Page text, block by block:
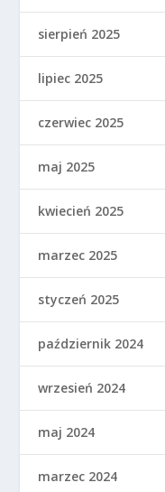
sierpień 2025
lipiec 2025
czerwiec 2025
maj 2025
kwiecień 2025
marzec 2025
styczeń 2025
październik 2024
wrzesień 2024
maj 2024
marzec 2024